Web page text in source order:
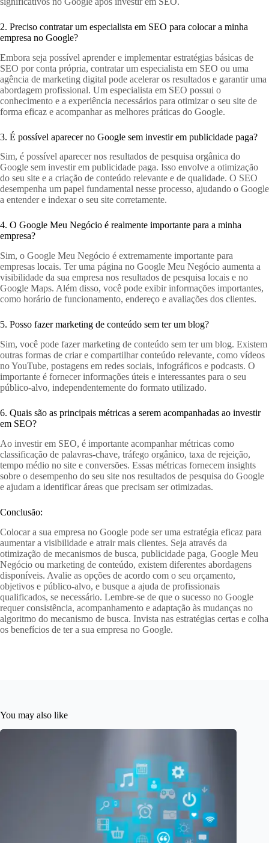
2. Preciso contratar um especialista em SEO para colocar a minha
empresa no Google?
Embora seja possível aprender e implementar estratégias básicas de
SEO por conta própria, contratar um especialista em SEO ou uma
agência de marketing digital pode acelerar os resultados e garantir uma
abordagem profissional. Um especialista em SEO possui o
conhecimento e a experiência necessários para otimizar o seu site de
forma eficaz e acompanhar as melhores práticas do Google.
3. É possível aparecer no Google sem investir em publicidade paga?
Sim, é possível aparecer nos resultados de pesquisa orgânica do
Google sem investir em publicidade paga. Isso envolve a otimização
do seu site e a criação de conteúdo relevante e de qualidade. O SEO
desempenha um papel fundamental nesse processo, ajudando o Google
a entender e indexar o seu site corretamente.
4. O Google Meu Negócio é realmente importante para a minha
empresa?
Sim, o Google Meu Negócio é extremamente importante para
empresas locais. Ter uma página no Google Meu Negócio aumenta a
visibilidade da sua empresa nos resultados de pesquisa locais e no
Google Maps. Além disso, você pode exibir informações importantes,
como horário de funcionamento, endereço e avaliações dos clientes.
5. Posso fazer marketing de conteúdo sem ter um blog?
Sim, você pode fazer marketing de conteúdo sem ter um blog. Existem
outras formas de criar e compartilhar conteúdo relevante, como vídeos
no YouTube, postagens em redes sociais, infográficos e podcasts. O
importante é fornecer informações úteis e interessantes para o seu
público-alvo, independentemente do formato utilizado.
6. Quais são as principais métricas a serem acompanhadas ao investir
em SEO?
Ao investir em SEO, é importante acompanhar métricas como
classificação de palavras-chave, tráfego orgânico, taxa de rejeição,
tempo médio no site e conversões. Essas métricas fornecem insights
sobre o desempenho do seu site nos resultados de pesquisa do Google
e ajudam a identificar áreas que precisam ser otimizadas.
Conclusão:
Colocar a sua empresa no Google pode ser uma estratégia eficaz para
aumentar a visibilidade e atrair mais clientes. Seja através da
otimização de mecanismos de busca, publicidade paga, Google Meu
Negócio ou marketing de conteúdo, existem diferentes abordagens
disponíveis. Avalie as opções de acordo com o seu orçamento,
objetivos e público-alvo, e busque a ajuda de profissionais
qualificados, se necessário. Lembre-se de que o sucesso no Google
requer consistência, acompanhamento e adaptação às mudanças no
algoritmo do mecanismo de busca. Invista nas estratégias certas e colha
os benefícios de ter a sua empresa no Google.
You may also like